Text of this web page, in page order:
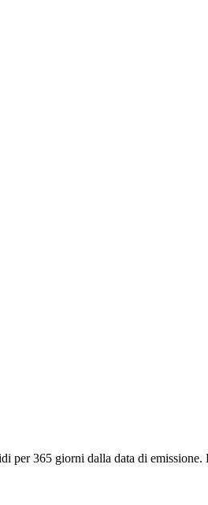
per 365 giorni dalla data di